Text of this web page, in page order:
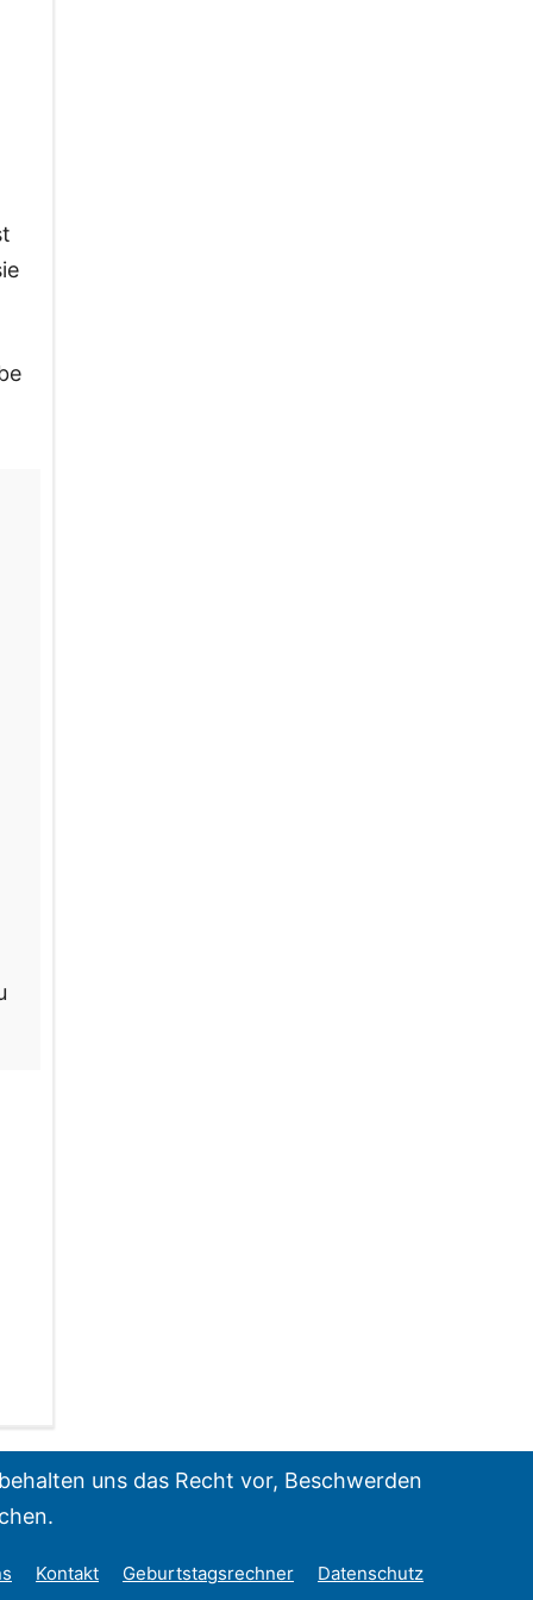
uns das Recht vor, Beschwerden
Kontakt Geburtstagsrechner Datenschutz